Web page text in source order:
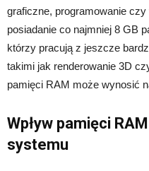
graficzne, programowanie
posiadanie co najmniej 8 GB
którzy pracują z jeszcze
takimi jak renderowanie 3D
pamięci RAM może wynosić
Wpływ pamięci
systemu